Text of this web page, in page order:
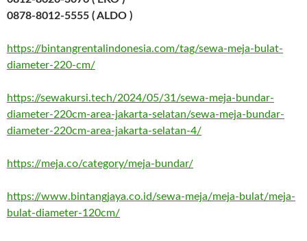
0878-8012-5555 ( ALDO )
https://bintangrentalindonesia.com/tag/sewa-meja-bulat-
diameter-220-cm/
https://sewakursi.tech/2024/05/31/sewa-meja-bundar-
diameter-220cm-area-jakarta-selatan/sewa-meja-bundar-
diameter-220cm-area-jakarta-selatan-4/
https://meja.co/category/meja-bundar/
https://www.bintangjaya.co.id/sewa-meja/meja-bulat/meja-
bulat-diameter-120cm/